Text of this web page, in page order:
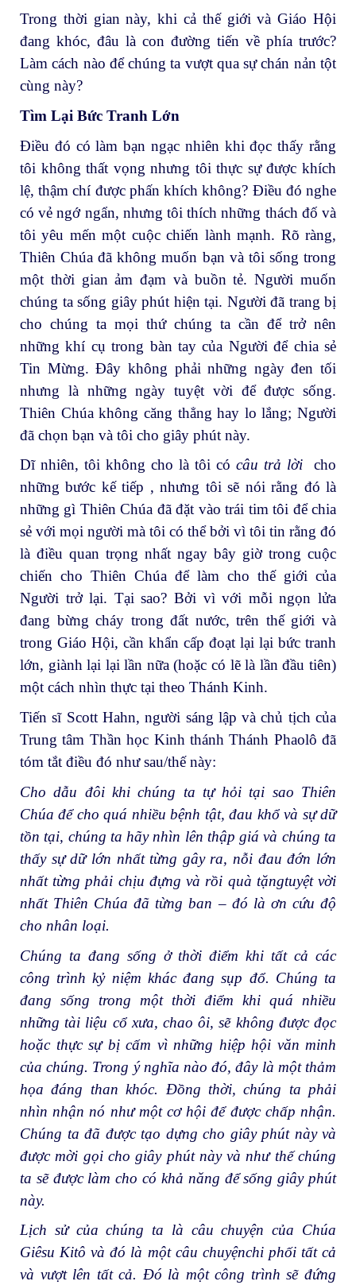
Trong thời gian này, khi cả thế giới và Giáo Hội
đang khóc, đâu là con đường tiến về phía trước?
Làm cách nào để chúng ta vượt qua sự chán nản tột
cùng này?
Tìm Lại Bức Tranh Lớn
Điều đó có làm bạn ngạc nhiên khi đọc thấy rằng
tôi không thất vọng nhưng tôi thực sự được khích
lệ, thậm chí được phấn khích không? Điều đó nghe
có vẻ ngớ ngẩn, nhưng tôi thích những thách đố và
tôi yêu mến một cuộc chiến lành mạnh. Rõ ràng,
Thiên Chúa đã không muốn bạn và tôi sống trong
một thời gian ảm đạm và buồn tẻ. Người muốn
chúng ta sống giây phút hiện tại. Người đã trang bị
cho chúng ta mọi thứ chúng ta cần để trở nên
những khí cụ trong bàn tay của Người để chia sẻ
Tin Mừng. Đây không phải những ngày đen tối
nhưng là những ngày tuyệt vời để được sống.
Thiên Chúa không căng thẳng hay lo lắng; Người
đã chọn bạn và tôi cho giây phút này.
Dĩ nhiên, tôi không cho là tôi có câu trả lời
cho
những bước kế tiếp , nhưng tôi sẽ nói rằng đó là
những gì Thiên Chúa đã đặt vào trái tim tôi để chia
sẻ với mọi người mà tôi có thể bởi vì tôi tin rằng đó
là điều quan trọng nhất ngay bây giờ trong cuộc
chiến cho Thiên Chúa để làm cho thế giới của
Người trở lại. Tại sao? Bởi vì với mỗi ngọn lửa
đang bừng cháy trong đất nước, trên thế giới và
trong Giáo Hội, cần khẩn cấp đoạt lại lại bức tranh
lớn, giành lại lại lần nữa (hoặc có lẽ là lần đầu tiên)
một cách nhìn thực tại theo Thánh Kinh.
Tiến sĩ Scott Hahn, người sáng lập và chủ tịch của
Trung tâm Thần học Kinh thánh Thánh Phaolô đã
tóm tắt điều đó như sau/thế này:
Cho dẫu đôi khi chúng ta tự hỏi tại sao Thiên
Chúa để cho quá nhiều bệnh tật, đau khổ và sự dữ
tồn tại, chúng ta hãy nhìn lên thập giá và chúng ta
thấy sự dữ lớn nhất từng gây ra, nỗi đau đớn lớn
nhất từng phải chịu đựng và rồi quà tặngtuyệt vời
nhất Thiên Chúa đã từng ban – đó là ơn cứu độ
cho nhân loại.
Chúng ta đang sống ở thời điểm khi tất cả các
công trình kỷ niệm khác đang sụp đổ. Chúng ta
đang sống trong một thời điểm khi quá nhiều
những tài liệu cổ xưa, chao ôi, sẽ không được đọc
hoặc thực sự bị cấm vì những hiệp hội văn minh
của chúng. Trong ý nghĩa nào đó, đây là một thảm
họa đáng than khóc. Đồng thời, chúng ta phải
nhìn nhận nó như một cơ hội để được chấp nhận.
Chúng ta đã được tạo dựng cho giây phút này và
được mời gọi cho giây phút này và như thế chúng
ta sẽ được làm cho có khả năng để sống giây phút
này.
Lịch sử của chúng ta là câu chuyện của Chúa
Giêsu Kitô và đó là một câu chuyệnchi phối tất cả
và vượt lên tất cả. Đó là một công trình sẽ đứng